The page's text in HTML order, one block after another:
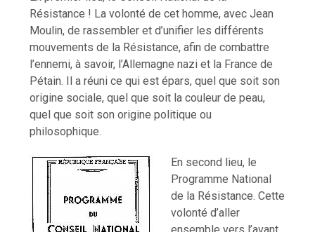
Résistance ! La volonté de cet homme, avec Jean
Moulin, de rassembler et d’unifier les différents
mouvements de la Résistance, afin de combattre
l’ennemi, à savoir, l’Allemagne nazi et la France de
Pétain. Il a réuni ce qui est épars, quel que soit son
origine sociale, quel que soit la couleur de peau,
quel que soit son origine politique ou
philosophique.
En second lieu, le
Programme National
de la Résistance. Cette
volonté d’aller